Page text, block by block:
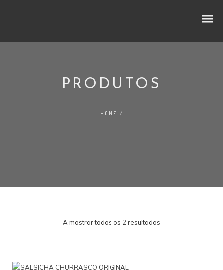
PRODUTOS
HOME /
A mostrar todos os 2 resultados